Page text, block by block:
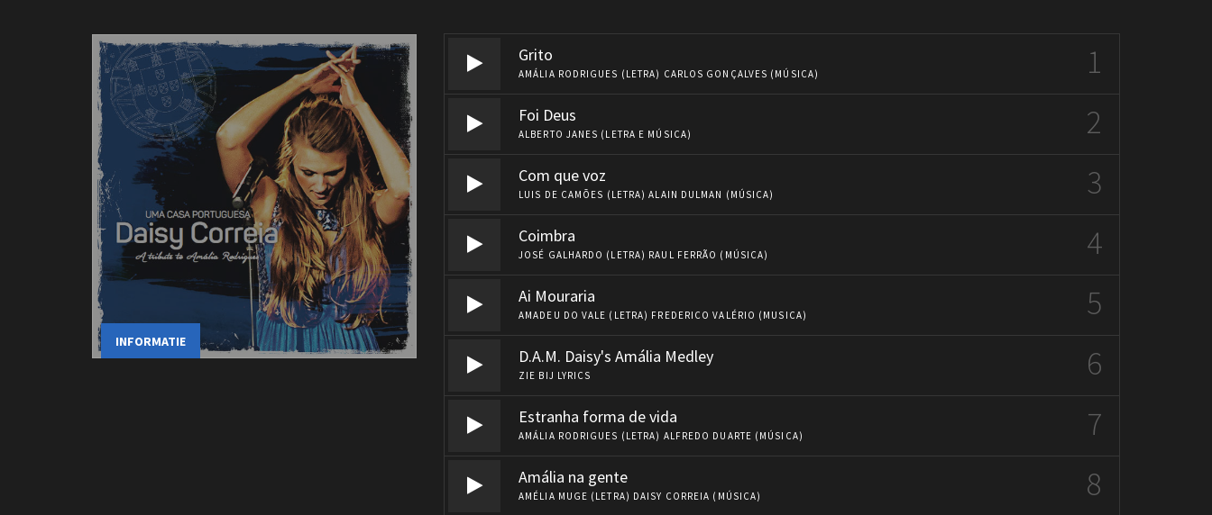
INFORMATIE
Grito
AMÁLIA RODRIGUES (LETRA) CARLOS GONÇALVES (MÚSICA) 1
Foi Deus
ALBERTO JANES (LETRA E MÚSICA) 2
Com que voz
LUIS DE CAMÕES (LETRA) ALAIN DULMAN (MÚSICA) 3
Coimbra
JOSÉ GALHARDO (LETRA) RAUL FERRÃO (MÚSICA) 4
Ai Mouraria
AMADEU DO VALE (LETRA) FREDERICO VALÉRIO (MUSICA) 5
D.A.M. Daisy's Amália Medley
ZIE BIJ LYRICS 6
Estranha forma de vida
AMÁLIA RODRIGUES (LETRA) ALFREDO DUARTE (MÚSICA) 7
Amália na gente
AMÉLIA MUGE (LETRA) DAISY CORREIA (MÚSICA) 8